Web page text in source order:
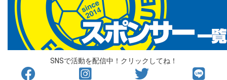
SNSで活動を配信中！クリックしてね！